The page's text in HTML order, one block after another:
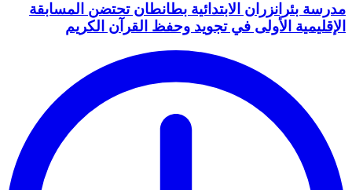
مدرسة بئرانزران الابتدائية بطانطان تحتضن المسابقة
الإقليمية الأولى في تجويد وحفظ القرآن الكريم